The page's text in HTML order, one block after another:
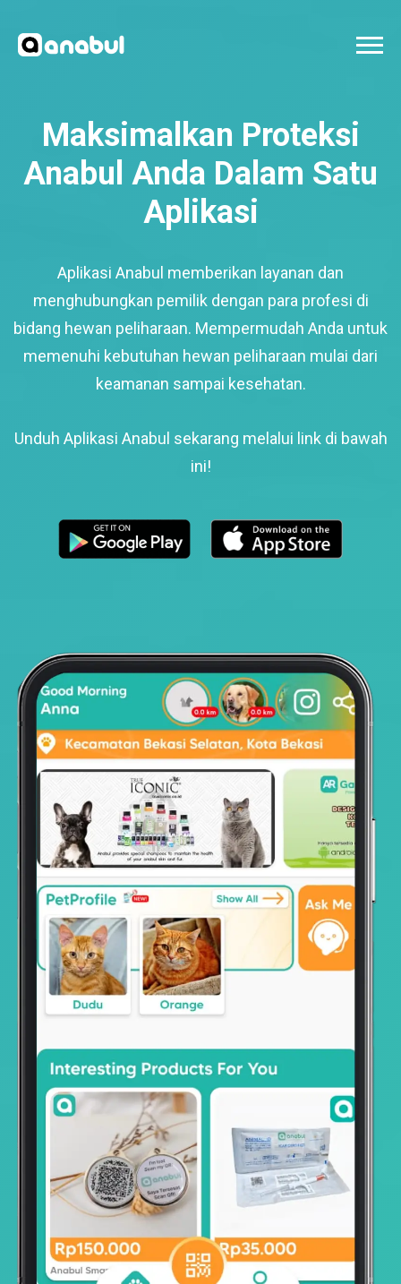
Maksimalkan Proteksi
Anabul Anda Dalam Satu
Aplikasi
Aplikasi Anabul memberikan layanan dan
menghubungkan pemilik dengan para profesi di
bidang hewan peliharaan. Mempermudah Anda untuk
memenuhi kebutuhan hewan peliharaan mulai dari
keamanan sampai kesehatan.
Unduh Aplikasi Anabul sekarang melalui link di bawah
ini!